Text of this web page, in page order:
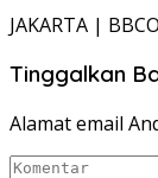
JAKARTA |
Tinggalkan
Alamat email